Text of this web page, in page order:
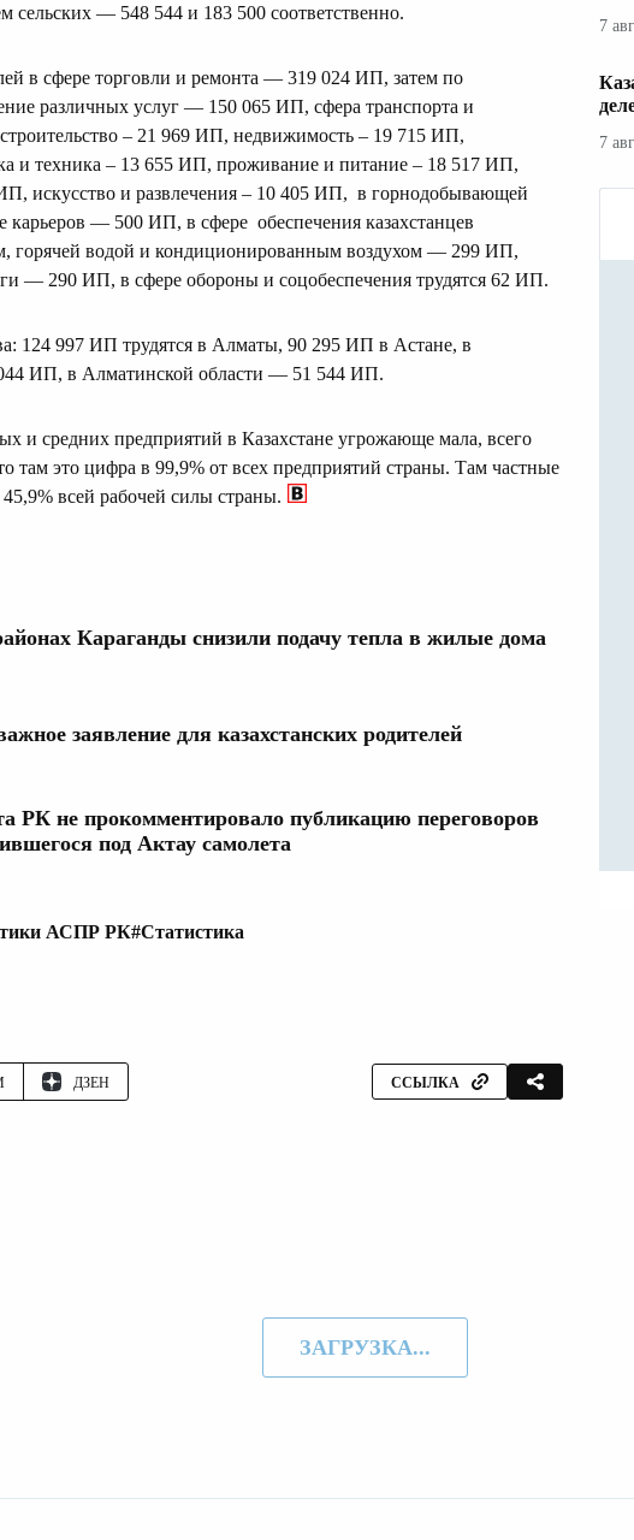
сельских — 548 544 и 183 500 соответственно.
в сфере торговли и ремонта — 319 024 ИП, затем по
различных услуг — 150 065 ИП, сфера транспорта и
– 21 969 ИП, недвижимость – 19 715 ИП,
и техника – 13 655 ИП, проживание и питание – 18 517 ИП,
искусство и развлечения – 10 405 ИП, в горнодобывающей
карьеров — 500 ИП, в сфере обеспечения казахстанцев
горячей водой и кондиционированным воздухом — 299 ИП,
— 290 ИП, в сфере обороны и соцобеспечения трудятся 62 ИП.
124 997 ИП трудятся в Алматы, 90 295 ИП в Астане, в
ИП, в Алматинской области — 51 544 ИП.
и средних предприятий в Казахстане угрожающе мала, всего
это цифра в 99,9% от всех предприятий страны. Там частные
всей рабочей силы страны.
Караганды снизили подачу тепла в жилые дома
заявление для казахстанских родителей
РК не прокомментировало публикацию переговоров
под Актау самолета
АСПР РК#Статистика
ДЗЕН ССЫЛКА
7
7
ЗАГРУЗКА...